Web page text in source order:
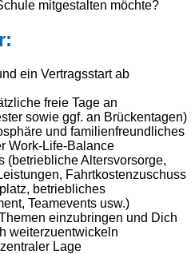
mitgestalten möchte?
ein Vertragsstart ab
freie Tage an
sowie ggf. an Brückentagen)
und familienfreundliches
Work-Life-Balance
(betriebliche Altersvorsorge,
Fahrtkostenzuschuss
betriebliches
Teamevents usw.)
einzubringen und Dich
weiterzuentwickeln
Lage